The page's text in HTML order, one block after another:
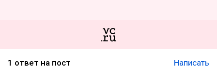
1 ответ на пост Написать